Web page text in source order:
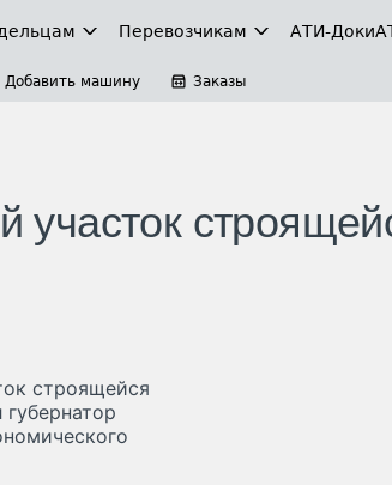
Перевозчикам АТИ-Доки
Добавить машину Заказы
участок
строящейся